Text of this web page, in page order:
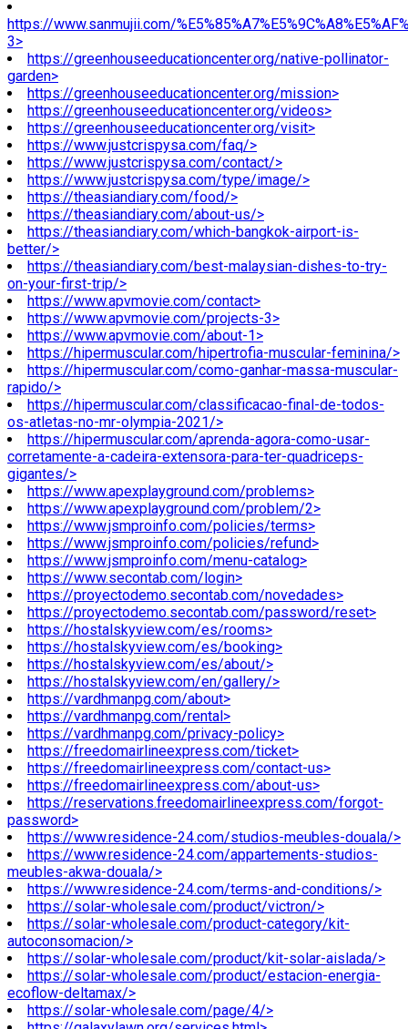
https://www.sanmujii.com/
3>
https://greenhouseeducationcenter.org/native-pollinator-
garden>
https://greenhouseeducationcenter.org/mission>
https://greenhouseeducationcenter.org/videos>
https://greenhouseeducationcenter.org/visit>
https://www.justcrispysa.com/faq/>
https://www.justcrispysa.com/contact/>
https://www.justcrispysa.com/type/image/>
https://theasiandiary.com/food/>
https://theasiandiary.com/about-us/>
https://theasiandiary.com/which-bangkok-airport-is-
better/>
https://theasiandiary.com/best-malaysian-dishes-to-try-
on-your-first-trip/>
https://www.apvmovie.com/contact>
https://www.apvmovie.com/projects-3>
https://www.apvmovie.com/about-1>
https://hipermuscular.com/hipertrofia-muscular-feminina/>
https://hipermuscular.com/como-ganhar-massa-muscular-
rapido/>
https://hipermuscular.com/classificacao-final-de-todos-
os-atletas-no-mr-olympia-2021/>
https://hipermuscular.com/aprenda-agora-como-usar-
corretamente-a-cadeira-extensora-para-ter-quadriceps-
gigantes/>
https://www.apexplayground.com/problems>
https://www.apexplayground.com/problem/2>
https://www.jsmproinfo.com/policies/terms>
https://www.jsmproinfo.com/policies/refund>
https://www.jsmproinfo.com/menu-catalog>
https://www.secontab.com/login>
https://proyectodemo.secontab.com/novedades>
https://proyectodemo.secontab.com/password/reset>
https://hostalskyview.com/es/rooms>
https://hostalskyview.com/es/booking>
https://hostalskyview.com/es/about/>
https://hostalskyview.com/en/gallery/>
https://vardhmanpg.com/about>
https://vardhmanpg.com/rental>
https://vardhmanpg.com/privacy-policy>
https://freedomairlineexpress.com/ticket>
https://freedomairlineexpress.com/contact-us>
https://freedomairlineexpress.com/about-us>
https://reservations.freedomairlineexpress.com/forgot-
password>
https://www.residence-24.com/studios-meubles-douala/>
https://www.residence-24.com/appartements-studios-
meubles-akwa-douala/>
https://www.residence-24.com/terms-and-conditions/>
https://solar-wholesale.com/product/victron/>
https://solar-wholesale.com/product-category/kit-
autoconsomacion/>
https://solar-wholesale.com/product/kit-solar-aislada/>
https://solar-wholesale.com/product/estacion-energia-
ecoflow-deltamax/>
https://solar-wholesale.com/page/4/>